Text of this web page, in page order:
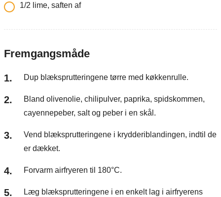
1/2 lime, saften af
Fremgangsmåde
Dup blæksprutteringene tørre med køkkenrulle.
Bland olivenolie, chilipulver, paprika, spidskommen,
cayennepeber, salt og peber i en skål.
Vend blæksprutteringene i krydderiblandingen, indtil de
er dækket.
Forvarm airfryeren til 180°C.
Læg blæksprutteringene i en enkelt lag i airfryerens